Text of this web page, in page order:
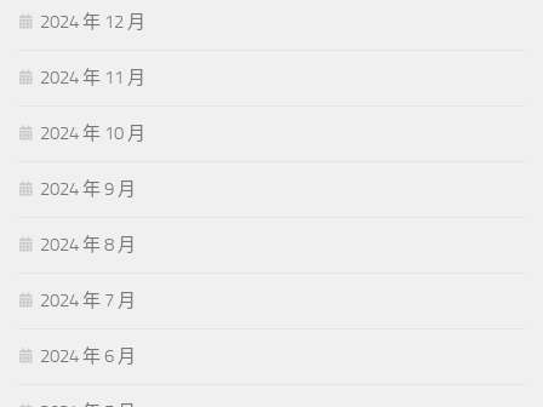
2024 年 12 月
2024 年 11 月
2024 年 10 月
2024 年 9 月
2024 年 8 月
2024 年 7 月
2024 年 6 月